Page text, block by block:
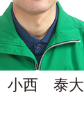
小西 泰大